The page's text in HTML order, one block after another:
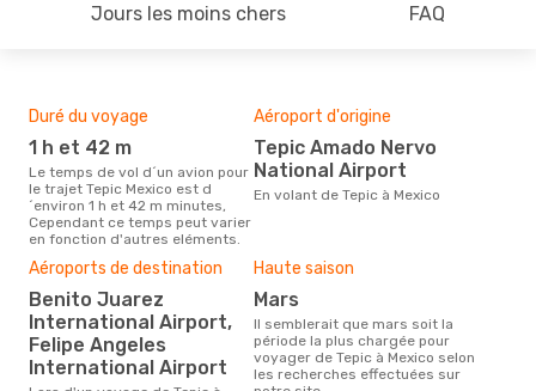
Jours les moins chers FAQ
Duré du voyage
1 h et 42 m
Le temps de vol d´un avion pour
le trajet Tepic Mexico est d
´environ 1 h et 42 m minutes,
Cependant ce temps peut varier
en fonction d'autres eléments.
Aéroport d'origine
Tepic Amado Nervo
National Airport
En volant de Tepic à Mexico
Aéroports de destination
Benito Juarez
International Airport,
Felipe Angeles
International Airport
Haute saison
mars
Il semblerait que mars soit la
période la plus chargée pour
voyager de Tepic à Mexico selon
les recherches effectuées sur